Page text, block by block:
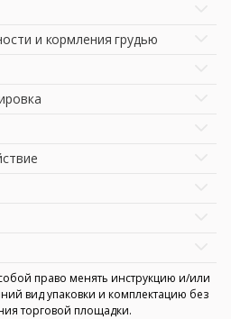
и кормления грудью
право менять инструкцию и/или
вид упаковки и комплектацию без
торговой площадки.